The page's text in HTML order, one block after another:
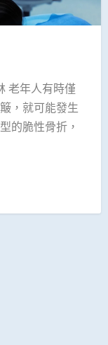
老年人有時僅
，就可能發生
的脆性骨折，